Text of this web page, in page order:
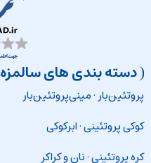
دسته بندی های سالمزه
پروتئین‌بار·مینی‌پروتئین‌بار
کوکی پروتئینی·ابرکوکی
کره پروتئینی·نان و کراکر